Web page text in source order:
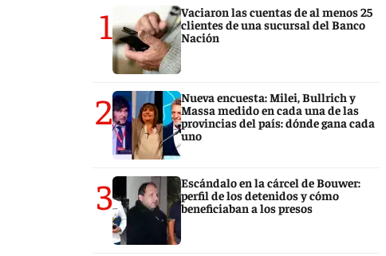
1
Vaciaron las cuentas de al menos 25
clientes de una sucursal del Banco
Nación
2
Nueva encuesta: Milei, Bullrich y
Massa medido en cada una de las
provincias del país: dónde gana cada
uno
3
Escándalo en la cárcel de Bouwer:
perfil de los detenidos y cómo
beneficiaban a los presos